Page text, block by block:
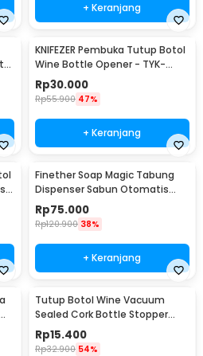
+ Keranjang
KNIFEZER Pembuka Tutup Botol
Wine Bottle Opener - TYK-
074B
Rp30.000
Rp55.900 47%
+ Keranjang
Finether Soap Magic Tabung
Dispenser Sabun Otomatis
400ml - AD-03
Rp75.000
Rp120.900 38%
+ Keranjang
Tutup Botol Wine Vacuum
Sealed Cork Bottle Stopper
Stainless Steel - G94529
Rp15.400
Rp32.900 54%